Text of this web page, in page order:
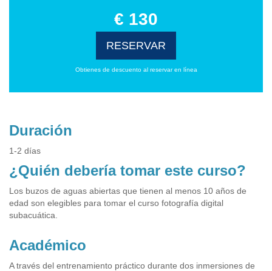
€ 130
RESERVAR
Obtienes de descuento al reservar en línea
Duración
1-2 días
¿Quién debería tomar este curso?
Los buzos de aguas abiertas que tienen al menos 10 años de
edad son elegibles para tomar el curso fotografía digital
subacuática.
Académico
A través del entrenamiento práctico durante dos inmersiones de